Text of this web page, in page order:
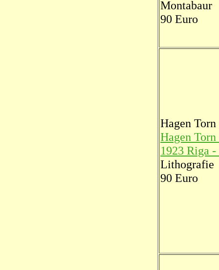
Montabaur
90 Euro
Hagen
Hagen
1923 Riga
Lithografie
90 Euro